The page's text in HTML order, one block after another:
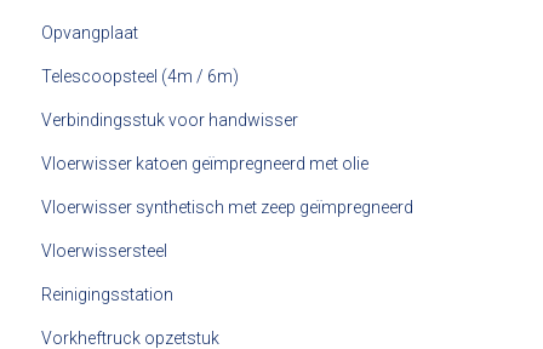
Opvangplaat
Telescoopsteel (4m / 6m)
Verbindingsstuk voor handwisser
Vloerwisser katoen geïmpregneerd met olie
Vloerwisser synthetisch met zeep geïmpregneerd
Vloerwissersteel
Reinigingsstation
Vorkheftruck opzetstuk